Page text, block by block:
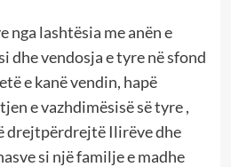
nga lashtësia me anën e
dhe vendosja e tyre në sfond
e kanë vendin, hapë
e vazhdimësisë së tyre ,
drejtpërdrejtë Ilirëve dhe
si një familje e madhe